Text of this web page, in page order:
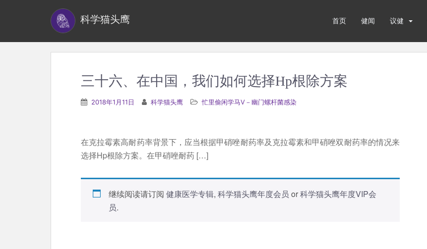
科学猫头鹰 首页 健闻 议健
三十六、在中国，我们如何选择Hp根除方案
2018年1月11日 科学猫头鹰 忙里偷闲学马V－幽门螺杆菌感染
在克拉霉素高耐药率背景下，应当根据甲硝唑耐药率及克拉霉素和甲硝唑双耐药率的情况来
选择Hp根除方案。在甲硝唑耐药 […]
继续阅读请订阅 健康医学专辑, 科学猫头鹰年度会员 or科学猫头鹰年度VIP会
员.